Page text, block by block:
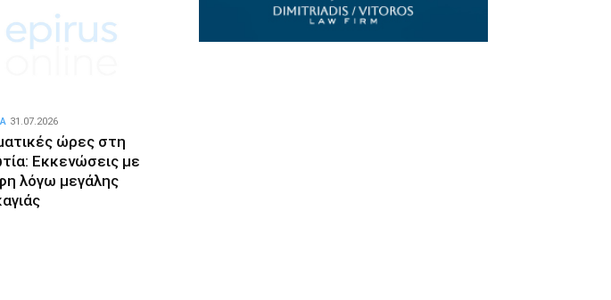
ώρες στη
Εκκενώσεις με
λόγω μεγάλης
31.07.2026